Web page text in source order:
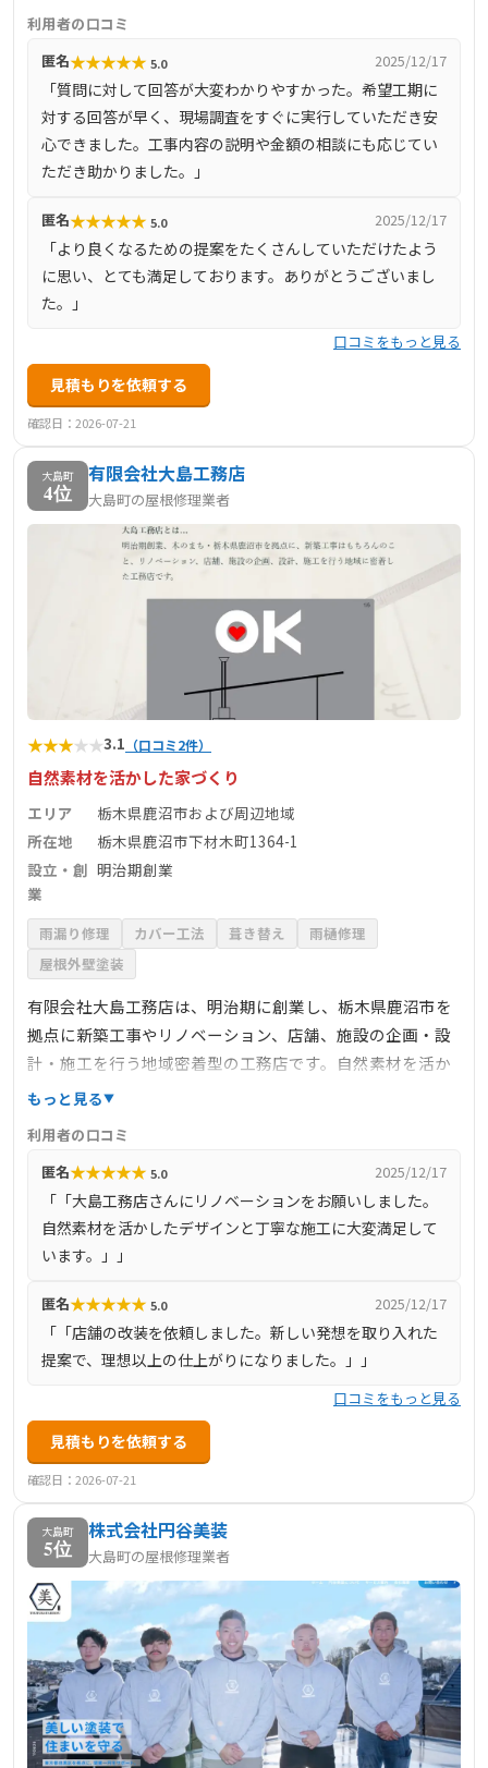
任を持って施工を行っています。また、しつこい営業を一
切行わず、お客様のご要望に沿った最善の提案を心掛けて
います。
利用者の口コミ
匿名★★★★★ 5.0 2025/12/17
「質問に対して回答が大変わかりやすかった。希望工期に
対する回答が早く、現場調査をすぐに実行していただき安
心できました。工事内容の説明や金額の相談にも応じてい
ただき助かりました。」
匿名★★★★★ 5.0 2025/12/17
「より良くなるための提案をたくさんしていただけたよう
に思い、とても満足しております。ありがとうございまし
た。」
口コミをもっと見る
見積もりを依頼する
確認日：2026-07-21
大島町
4位
有限会社大島工務店
大島町の屋根修理業者
★★★★★3.1 （口コミ2件）
自然素材を活かした家づくり
エリア
栃木県鹿沼市および周辺地域
所在地
栃木県鹿沼市下材木町1364-1
設立・創
業
明治期創業
雨漏り修理 カバー工法 葺き替え
雨樋修理
屋根外壁塗装
有限会社大島工務店は、明治期に創業し、栃木県鹿沼市を
拠点に新築工事やリノベーション、店舗、施設の企画・設
計・施工を行う地域密着型の工務店です。自然素材を活か
した家づくりに取り組み、一般住宅から数寄屋造り、社寺
や設計スタッフを中心に、新しい発想を大切にしながら、
伝統的な技術と現代のニーズを融合させた施工を提供して
います。
もっと見る
利用者の口コミ
匿名★★★★★ 5.0 2025/12/17
「「大島工務店さんにリノベーションをお願いしました。
自然素材を活かしたデザインと丁寧な施工に大変満足して
います。」」
匿名★★★★★ 5.0 2025/12/17
「「店舗の改装を依頼しました。新しい発想を取り入れた
提案で、理想以上の仕上がりになりました。」」
口コミをもっと見る
見積もりを依頼する
確認日：2026-07-21
大島町
5位
株式会社円谷美装
大島町の屋根修理業者